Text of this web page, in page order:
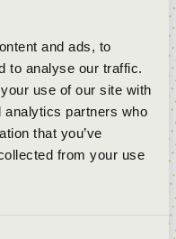
and ads, to
to analyse our traffic.
use of our site with
analytics partners who
that you’ve
from your use